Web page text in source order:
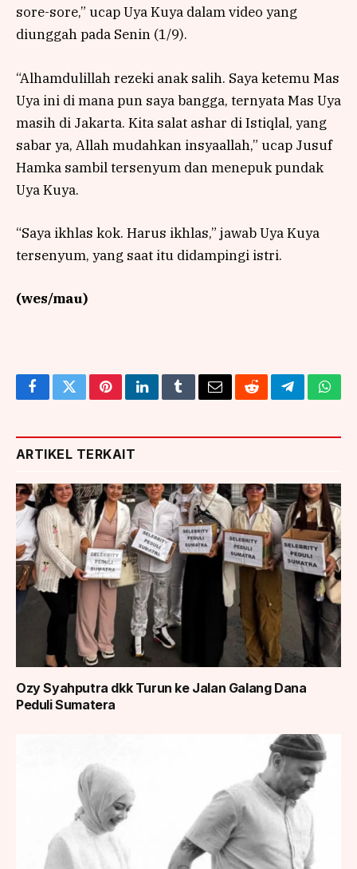
sore-sore,” ucap Uya Kuya dalam video yang
diunggah pada Senin (1/9).
“Alhamdulillah rezeki anak salih. Saya ketemu Mas
Uya ini di mana pun saya bangga, ternyata Mas Uya
masih di Jakarta. Kita salat ashar di Istiqlal, yang
sabar ya, Allah mudahkan insyaallah,” ucap Jusuf
Hamka sambil tersenyum dan menepuk pundak
Uya Kuya.
“Saya ikhlas kok. Harus ikhlas,” jawab Uya Kuya
tersenyum, yang saat itu didampingi istri.
(wes/mau)
FacebookTwitterPinterestLinkedInTumblrEmailRedditTelegram
ARTIKEL TERKAIT
Ozy Syahputra dkk Turun ke Jalan Galang Dana
Peduli Sumatera